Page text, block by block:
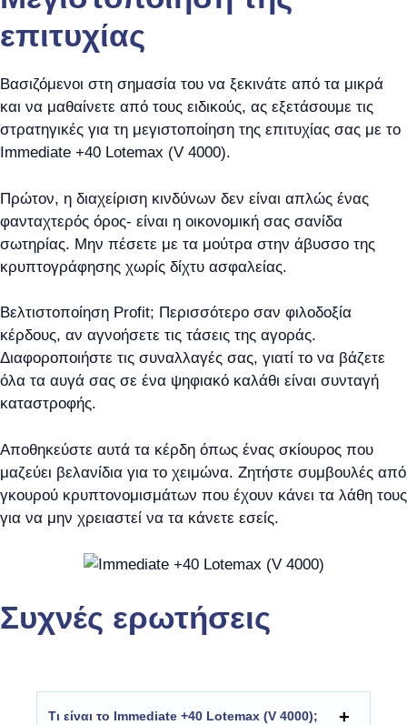
επιτυχίας
Βασιζόμενοι στη σημασία του να ξεκινάτε από τα μικρά
και να μαθαίνετε από τους ειδικούς, ας εξετάσουμε τις
στρατηγικές για τη μεγιστοποίηση της επιτυχίας σας με το
Immediate +40 Lotemax (V 4000).
Πρώτον, η διαχείριση κινδύνων δεν είναι απλώς ένας
φανταχτερός όρος- είναι η οικονομική σας σανίδα
σωτηρίας. Μην πέσετε με τα μούτρα στην άβυσσο της
κρυπτογράφησης χωρίς δίχτυ ασφαλείας.
Βελτιστοποίηση Profit; Περισσότερο σαν φιλοδοξία
κέρδους, αν αγνοήσετε τις τάσεις της αγοράς.
Διαφοροποιήστε τις συναλλαγές σας, γιατί το να βάζετε
όλα τα αυγά σας σε ένα ψηφιακό καλάθι είναι συνταγή
καταστροφής.
Αποθηκεύστε αυτά τα κέρδη όπως ένας σκίουρος που
μαζεύει βελανίδια για το χειμώνα. Ζητήστε συμβουλές από
γκουρού κρυπτονομισμάτων που έχουν κάνει τα λάθη τους
για να μην χρειαστεί να τα κάνετε εσείς.
Συχνές ερωτήσεις
Τι είναι το Immediate +40 Lotemax (V 4000);